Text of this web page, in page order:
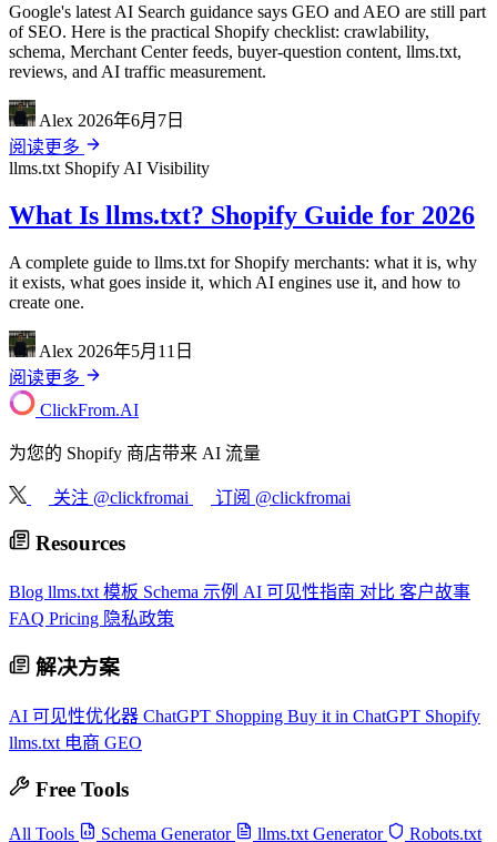
Google's latest AI Search guidance says GEO and AEO are still part
of SEO. Here is the practical Shopify checklist: crawlability,
schema, Merchant Center feeds, buyer-question content, llms.txt,
reviews, and AI traffic measurement.
Alex 2026年6月7日
阅读更多
llms.txt Shopify AI Visibility
What Is llms.txt? Shopify Guide for 2026
A complete guide to llms.txt for Shopify merchants: what it is, why
it exists, what goes inside it, which AI engines use it, and how to
create one.
Alex 2026年5月11日
阅读更多
ClickFrom.AI
为您的 Shopify 商店带来 AI 流量
关注 @clickfromai 订阅 @clickfromai
Resources
Blog llms.txt 模板 Schema 示例 AI 可见性指南 对比 客户故事
FAQ Pricing 隐私政策
解决方案
AI 可见性优化器 ChatGPT Shopping Buy it in ChatGPT Shopify
llms.txt 电商 GEO
Free Tools
All Tools Schema Generator llms.txt Generator Robots.txt